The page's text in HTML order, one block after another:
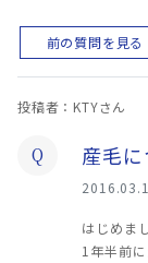
前の質問を見る
投稿者：KTYさん
Q 産毛に
はじめま
1年半前